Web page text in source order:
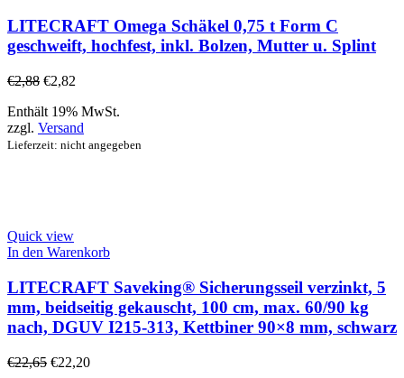
LITECRAFT Omega Schäkel 0,75 t Form C
geschweift, hochfest, inkl. Bolzen, Mutter u. Splint
€2,88 €2,82
Enthält 19% MwSt.
zzgl. Versand
Lieferzeit: nicht angegeben
Quick view
In den Warenkorb
LITECRAFT Saveking® Sicherungsseil verzinkt, 5
mm, beidseitig gekauscht, 100 cm, max. 60/90 kg
nach, DGUV I215-313, Kettbiner 90×8 mm, schwarz
€22,65 €22,20